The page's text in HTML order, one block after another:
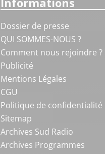
Dossier de presse
QUI SOMMES-NOUS ?
Comment nous rejoindre ?
Publicité
Mentions Légales
CGU
Politique de confidentialité
Sitemap
Archives Sud Radio
Archives Programmes